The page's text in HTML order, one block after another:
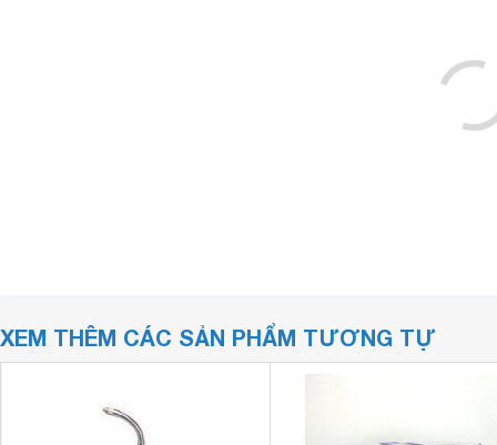
XEM THÊM CÁC SẢN PHẨM TƯƠNG TỰ